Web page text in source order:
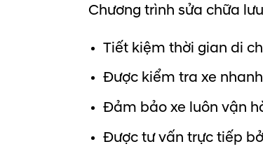
Chương trình sửa chữa
Tiết kiệm thời gian di
Được kiểm tra xe
Đảm bảo xe luôn vận
Được tư vấn trực tiếp